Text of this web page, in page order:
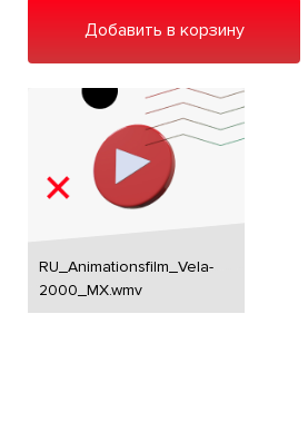
Добавить в корзину
RU_Animationsfilm_Vela-
2000_MX.wmv